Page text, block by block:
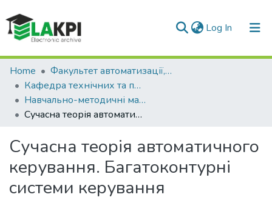
Log In (current)
Communities & Collections
All of DSpace
Statistics
Home
Факультет автоматизації, промислової інженерії та екології (ФАПІЕ)
Кафедра технічних та програмних засобів автоматизації (ТПЗА)
Навчально-методичні матеріали (ТПЗА)
Сучасна теорія автоматичного керування. Багатоконтурні системи керування
Сучасна теорія автоматичного
керування. Багатоконтурні
системи керування